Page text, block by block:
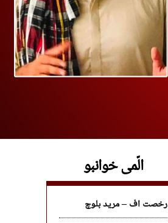
الّمی خوانبو
رخصت اف – مرید بلوچ